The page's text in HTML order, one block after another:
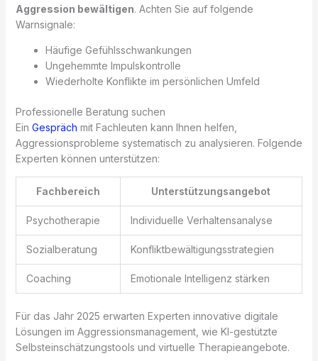
Aggression bewältigen. Achten Sie auf folgende
Warnsignale:
Häufige Gefühlsschwankungen
Ungehemmte Impulskontrolle
Wiederholte Konflikte im persönlichen Umfeld
Professionelle Beratung suchen
Ein Gespräch mit Fachleuten kann Ihnen helfen,
Aggressionsprobleme systematisch zu analysieren. Folgende
Experten können unterstützen:
Fachbereich Unterstützungsangebot
Psychotherapie Individuelle Verhaltensanalyse
Sozialberatung Konfliktbewältigungsstrategien
Coaching Emotionale Intelligenz stärken
Für das Jahr 2025 erwarten Experten innovative digitale
Lösungen im Aggressionsmanagement, wie KI-gestützte
Selbsteinschätzungstools und virtuelle Therapieangebote.